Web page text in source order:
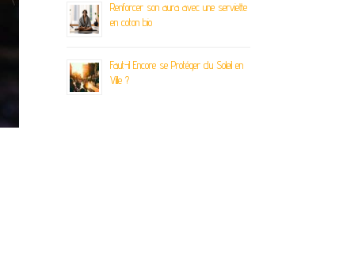
Renforcer son aura avec une serviette
en coton bio
Faut-il Encore se Protéger du Soleil en
Ville ?